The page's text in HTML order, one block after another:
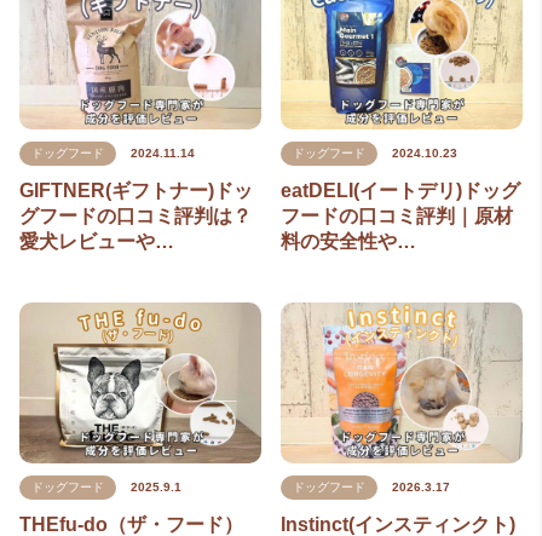
ドッグフード 2024.11.14
GIFTNER(ギフトナー)ドッ
グフードの口コミ評判は？
愛犬レビューや…
ドッグフード 2024.10.23
eatDELI(イートデリ)ドッグ
フードの口コミ評判｜原材
料の安全性や…
ドッグフード 2025.9.1
THEfu-do（ザ・フード）
ドッグフード 2026.3.17
Instinct(インスティンクト)